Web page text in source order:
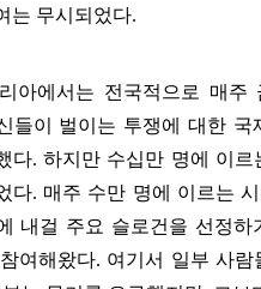
는 무시되었다.
아에서는 전국적으로 매주
들이 벌이는 투쟁에 대한 국
다.하지만 수십만 명에 이르
다. 매주 수만 명에 이르는 시
내걸 주요 슬로건을 선정하
여해왔다. 여기서 일부 사람